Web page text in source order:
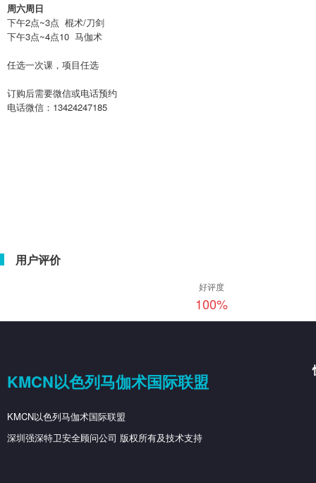
周六周日
下午2点~3点 棍术/刀剑
下午3点~4点10 马伽术
任选一次课，项目任选
订购后需要微信或电话预约
电话微信：13424247185
用户评价
好评度
100%
KMCN以色列马伽术国际联盟
KMCN以色列马伽术国际联盟
深圳强深特卫安全顾问公司 版权所有及技术支持